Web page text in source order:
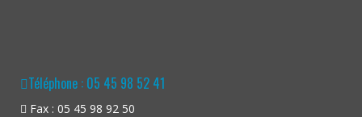
Téléphone : 05 45 98 52 41
Fax : 05 45 98 92 50